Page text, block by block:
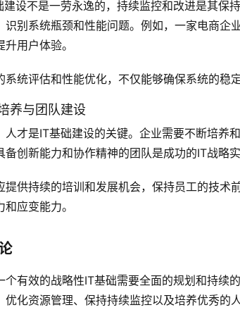
建设不是一劳永逸的，持续监控和改进是其保
识别系统瓶颈和性能问题。例如，一家电商企
升用户体验。
系统评估和性能优化，不仅能够确保系统的稳
养与团队建设
人才是IT基础建设的关键。企业需要不断培养
备创新能力和协作精神的团队是成功的IT战略实
提供持续的培训和发展机会，保持员工的技术
和应变能力。
个有效的战略性IT基础需要全面的规划和持续
优化资源管理、保持持续监控以及培养优秀的